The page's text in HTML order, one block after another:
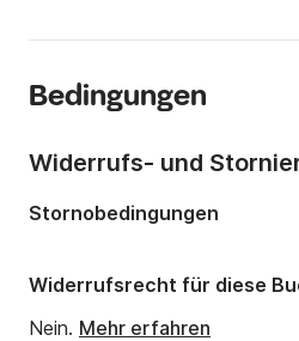
Bedingungen
Widerrufs- und
Stornobedingungen
Widerrufsrecht für diese
Nein. Mehr erfahren